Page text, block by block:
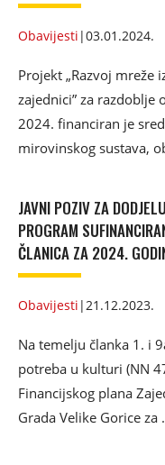
Obavijesti |03.01.2024.
Projekt „Razvoj mreže
zajednici” za
2024. financiran je
mirovinskog sustava,
JAVNI POZIV ZA
PROGRAM
ČLANICA ZA 2024.
Obavijesti |21.12.2023.
Na temelju članka 1. i
potreba u kulturi (NN
Financijskog plana
Grada Velike Gorice za